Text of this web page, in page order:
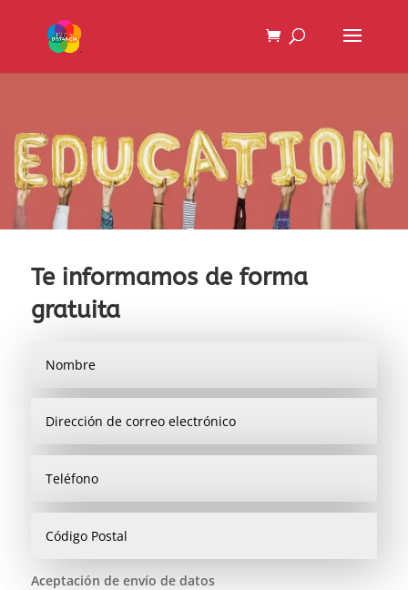
Te informamos de forma
gratuita
Aceptación de envío de datos